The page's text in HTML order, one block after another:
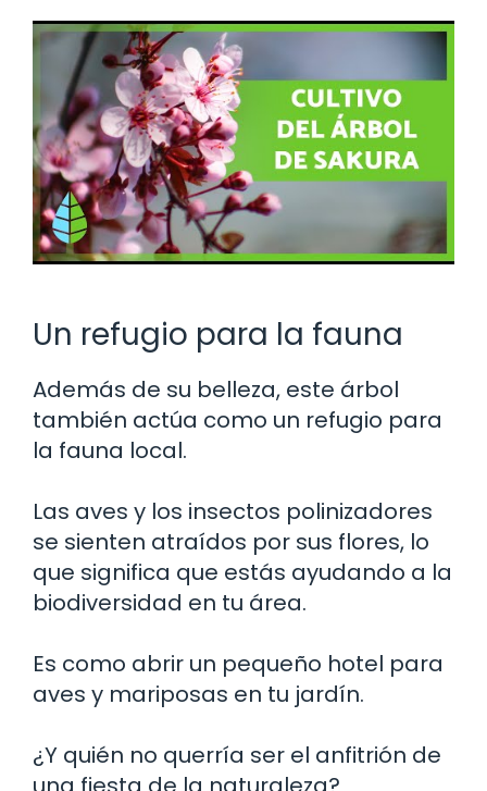
Un refugio para la fauna
Además de su belleza, este árbol
también actúa como un refugio para
la fauna local.
Las aves y los insectos polinizadores
se sienten atraídos por sus flores, lo
que significa que estás ayudando a la
biodiversidad en tu área.
Es como abrir un pequeño hotel para
aves y mariposas en tu jardín.
¿Y quién no querría ser el anfitrión de